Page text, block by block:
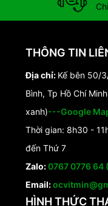
THÔNG TIN
Địa chỉ: Kế bên 50/
Bình, Tp Hồ Chí
xanh)---Google
Thời gian: 8h30 -
đến Thứ 7
Zalo:0767 0776 64
Email:
HÌNH THỨC